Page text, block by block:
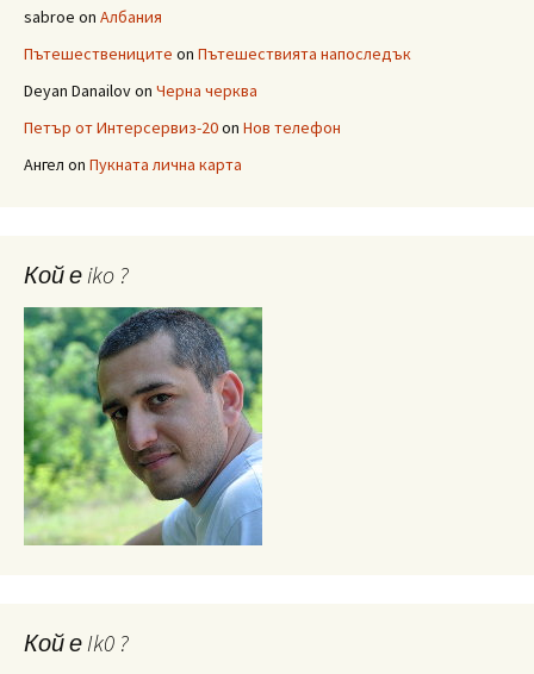
sabroe on Албания
Пътешествениците on Пътешествията напоследък
Deyan Danailovon Черна черква
Петър от Интерсервиз-20on Нов телефон
Ангел on Пукната лична карта
Кой е iko ?
Кой е Ik0 ?